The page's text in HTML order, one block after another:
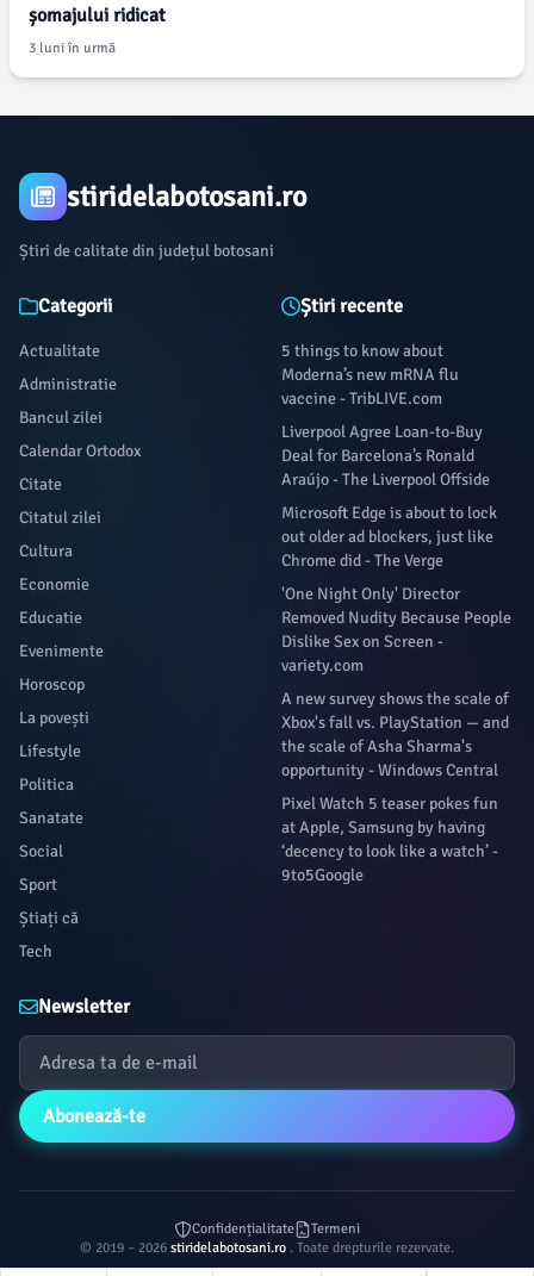
șomajului ridicat
3 luni în urmă
stiridelabotosani.ro
Știri de calitate din județul botosani
Categorii
Actualitate
Administratie
Bancul zilei
Calendar Ortodox
Citate
Citatul zilei
Cultura
Economie
Educatie
Evenimente
Horoscop
La povești
Lifestyle
Politica
Sanatate
Social
Sport
Știați că
Tech
Știri recente
5 things to know about
Moderna’s new mRNA flu
vaccine - TribLIVE.com
Liverpool Agree Loan-to-Buy
Deal for Barcelona’s Ronald
Araújo - The Liverpool Offside
Microsoft Edge is about to lock
out older ad blockers, just like
Chrome did - The Verge
'One Night Only' Director
Removed Nudity Because People
Dislike Sex on Screen -
variety.com
A new survey shows the scale of
Xbox's fall vs. PlayStation — and
the scale of Asha Sharma's
opportunity - Windows Central
Pixel Watch 5 teaser pokes fun
at Apple, Samsung by having
‘decency to look like a watch’ -
9to5Google
Newsletter
Abonează-te
Confidențialitate
Termeni
© 2019 – 2026 stiridelabotosani.ro . Toate drepturile rezervate.